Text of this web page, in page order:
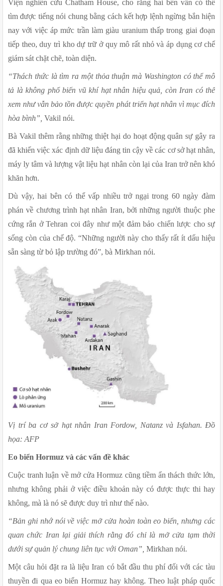
Viện nghiên cứu Chatham House, cho rằng hai bên vẫn có thể
tìm được tiếng nói chung bằng cách kết hợp lệnh ngừng bắn hiện
nay với việc áp mức trần làm giàu uranium thấp trong giai đoạn
tiếp theo, duy trì kho dự trữ ở quy mô rất nhỏ và áp dụng cơ chế
giám sát chặt chẽ, toàn diện.
“Thách thức là tìm ra một thỏa thuận mà Washington có thể mô
tả là không phổ biến vũ khí hạt nhân hiệu quả, còn Iran có thể
xem như vẫn bảo tồn được quyền phát triển hạt nhân vì mục đích
hòa bình”, Vakil nói.
Bà Vakil thêm rằng những thiệt hại do hoạt động quân sự gây ra
đã khiến việc xác định dữ liệu đáng tin cậy về các cơ sở hạt nhân,
máy ly tâm và lượng vật liệu hạt nhân còn lại của Iran trở nên khó
khăn hơn.
Dù vậy, hai bên có thể vấp nhiều trở ngại trong 60 ngày đàm
phán về chương trình hạt nhân Iran, bởi những người thuộc phe
cứng rắn ở Tehran coi đây như một đảm bảo chiến lược cho sự
sống còn của chế độ. “Những người này cho thấy rất ít dấu hiệu
sẵn sàng từ bỏ lập trường đó”, bà Mirkhan nói.
Vị trí ba cơ sở hạt nhân Iran Fordow, Natanz và Isfahan. Đồ
họa: AFP
Eo biển Hormuz và các vấn đề khác
Cuộc tranh luận về mở cửa Hormuz cũng tiềm ẩn thách thức lớn,
nhưng không phải ở việc điều khoản này có được thực thi hay
không, mà là nó sẽ được duy trì như thế nào.
“Bản ghi nhớ nói về việc mở cửa hoàn toàn eo biển, nhưng các
quan chức Iran lại giải thích rằng đó chỉ là mở cửa tạm thời
dưới sự quản lý chung liên tục với Oman”, Mirkhan nói.
Một câu hỏi đặt ra là liệu Iran có bắt đầu thu phí đối với các tàu
thuyền đi qua eo biển Hormuz hay không. Theo luật pháp quốc